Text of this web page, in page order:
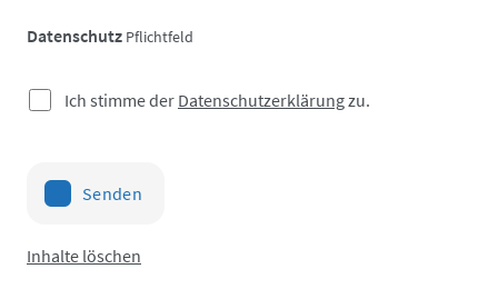
Datenschutz Pflichtfeld
Ich stimme der Datenschutzerklärungzu.
Senden
Inhalte löschen